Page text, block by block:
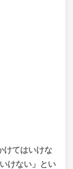
けてはいけな
けない」とい